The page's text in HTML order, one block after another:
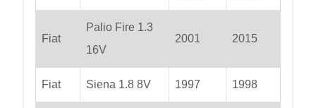
Fiat
Palio Fire 1.3
16V
2001 2015
Fiat Siena 1.8 8V 1997 1998